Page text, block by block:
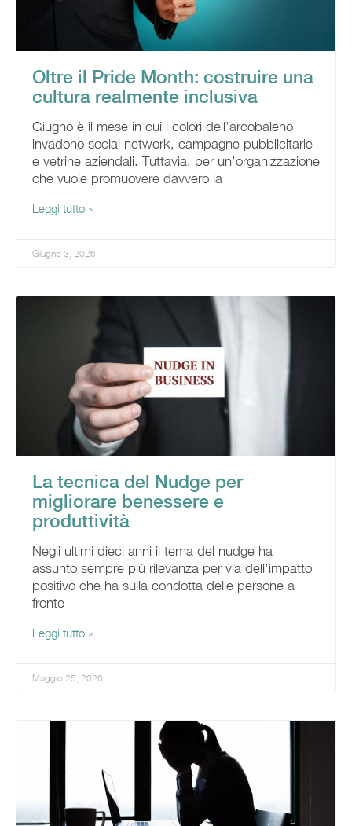
Oltre il Pride Month: costruire una
cultura realmente inclusiva
Giugno è il mese in cui i colori dell’arcobaleno
invadono social network, campagne pubblicitarie
e vetrine aziendali. Tuttavia, per un’organizzazione
che vuole promuovere davvero la
Leggi tutto »
Giugno 3, 2026
La tecnica del Nudge per
migliorare benessere e
produttività
Negli ultimi dieci anni il tema del nudge ha
assunto sempre più rilevanza per via dell’impatto
positivo che ha sulla condotta delle persone a
fronte
Leggi tutto »
Maggio 25, 2026